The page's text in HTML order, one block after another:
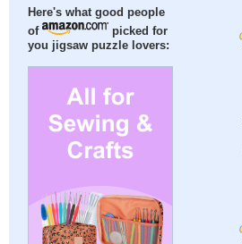
Here's what good people
of
picked for
you jigsaw puzzle lovers: